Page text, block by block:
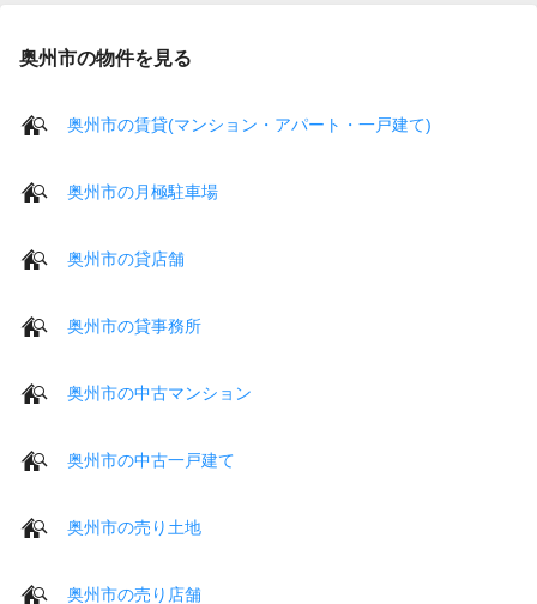
奥州市の物件を見る
奥州市の賃貸(マンション・アパート・一戸建て)
奥州市の月極駐車場
奥州市の貸店舗
奥州市の貸事務所
奥州市の中古マンション
奥州市の中古一戸建て
奥州市の売り土地
奥州市の売り店舗